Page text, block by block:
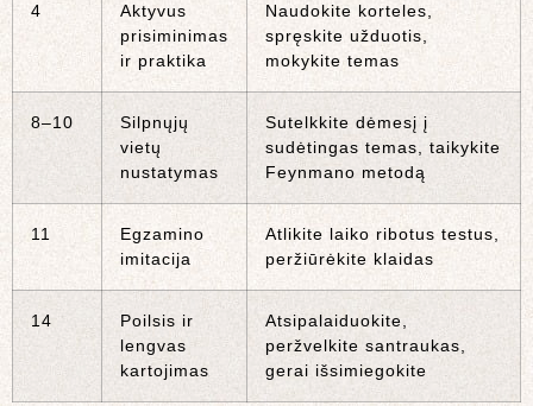
4
Aktyvus
prisiminimas
ir praktika
Naudokite korteles,
spręskite užduotis,
mokykite temas
8–10
Silpnųjų
vietų
nustatymas
Sutelkkite dėmesį į
sudėtingas temas, taikykite
Feynmano metodą
11
Egzamino
imitacija
Atlikite laiko ribotus testus,
peržiūrėkite klaidas
14
Poilsis ir
lengvas
kartojimas
Atsipalaiduokite,
peržvelkite santraukas,
gerai išsimiegokite